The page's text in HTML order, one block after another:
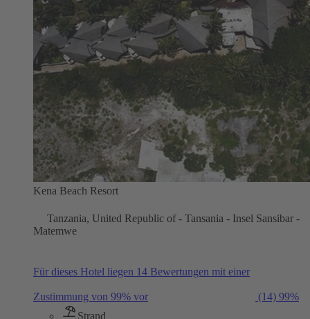
Kena Beach Resort
Tanzania, United Republic of - Tansania - Insel Sansibar -
Matemwe
Für dieses Hotel liegen 14 Bewertungen mit einer
Zustimmung von 99% vor (14) 99%
Strand